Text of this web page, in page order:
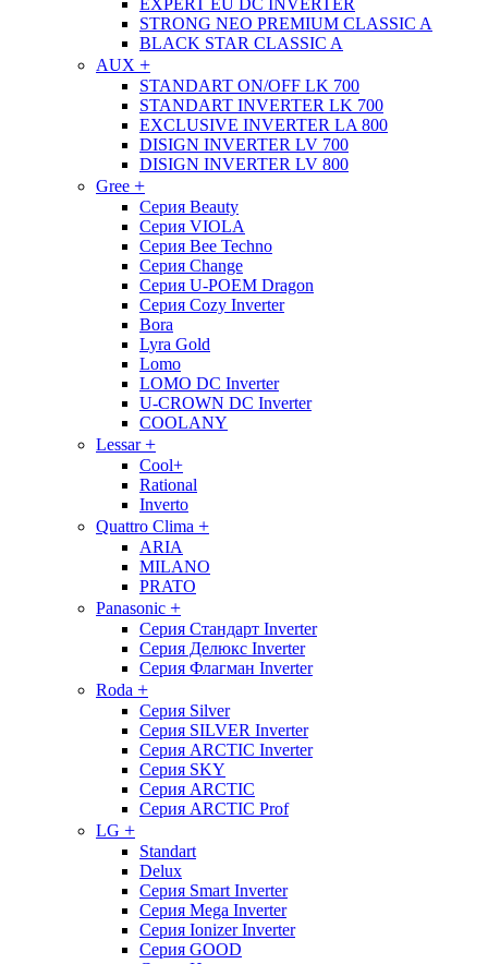
EXPERT EU DC INVERTER
STRONG NEO PREMIUM CLASSIC A
BLACK STAR CLASSIC A
AUX +
STANDART ON/OFF LK 700
STANDART INVERTER LK 700
EXCLUSIVE INVERTER LA 800
DISIGN INVERTER LV 700
DISIGN INVERTER LV 800
Gree +
Серия Beauty
Серия VIOLA
Серия Bee Techno
Серия Change
Серия U-POEM Dragon
Серия Cozy Inverter
Bora
Lyra Gold
Lomo
LOMO DC Inverter
U-CROWN DC Inverter
COOLANY
Lessar+
Cool+
Rational
Inverto
Quattro Clima +
ARIA
MILANO
PRATO
Panasonic +
Серия Стандарт Inverter
Серия Делюкс Inverter
Серия Флагман Inverter
Roda +
Серия Silver
Серия SILVER Inverter
Серия ARCTIC Inverter
Серия SKY
Серия ARCTIC
Серия ARCTIC Prof
LG +
Standart
Delux
Серия Smart Inverter
Серия Mega Inverter
Серия Ionizer Inverter
Серия GOOD